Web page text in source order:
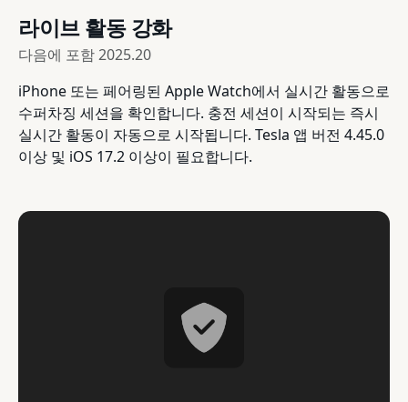
라이브 활동 강화
다음에 포함2025.20
iPhone 또는 페어링된 Apple Watch에서 실시간 활동으로
수퍼차징 세션을 확인합니다. 충전 세션이 시작되는 즉시
실시간 활동이 자동으로 시작됩니다. Tesla 앱 버전 4.45.0
이상 및 iOS 17.2 이상이 필요합니다.